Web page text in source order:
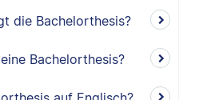
die Bachelorthesis?
Bachelorthesis?